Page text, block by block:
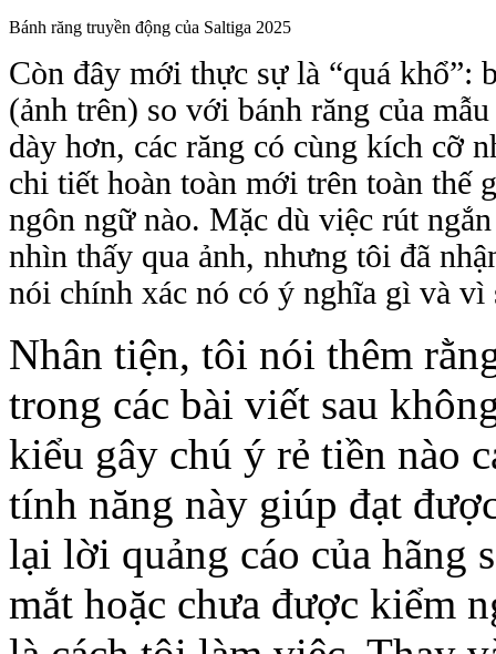
Bánh răng truyền động của Saltiga 2025
Còn đây mới thực sự là “quá khổ”:
(ảnh trên) so với bánh răng của
dày hơn, các răng có cùng kích cỡ
chi tiết hoàn toàn mới trên toàn thế
ngôn ngữ nào. Mặc dù việc rút
nhìn thấy qua ảnh, nhưng tôi đã
nói chính xác nó có ý nghĩa gì và
Nhân tiện, tôi nói thêm
trong các bài viết sau
kiểu gây chú ý rẻ tiền nào
tính năng này giúp đạt
lại lời quảng cáo của hãng
mắt hoặc chưa được kiểm